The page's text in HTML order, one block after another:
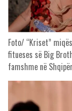
Foto/ “Kriset”
fitueses së Big
famshme në